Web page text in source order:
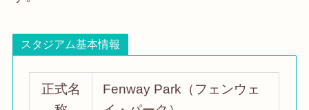
スタジアム基本情報
正式名
Fenway Park（フェンウェ